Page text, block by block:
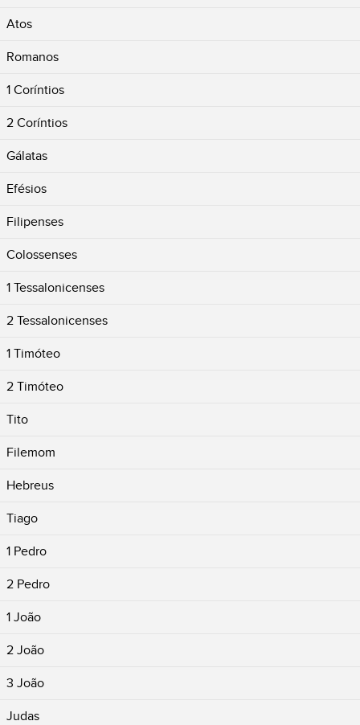
Atos
Romanos
1 Coríntios
2 Coríntios
Gálatas
Efésios
Filipenses
Colossenses
1 Tessalonicenses
2 Tessalonicenses
1 Timóteo
2 Timóteo
Tito
Filemom
Hebreus
Tiago
1 Pedro
2 Pedro
1 João
2 João
3 João
Judas